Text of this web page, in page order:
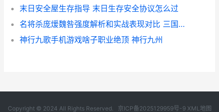
末日安全屋生存指导 末日生存安全协议怎么过
名将杀庞煖魏咎强度解析和实战表现对比 三国杀名将传庞统锦囊搭配
神行九歌手机游戏啥子职业绝顶 神行九州
Copyright © 2024 All Rights Reserved. 京ICP备2025129959号-9 XML地图